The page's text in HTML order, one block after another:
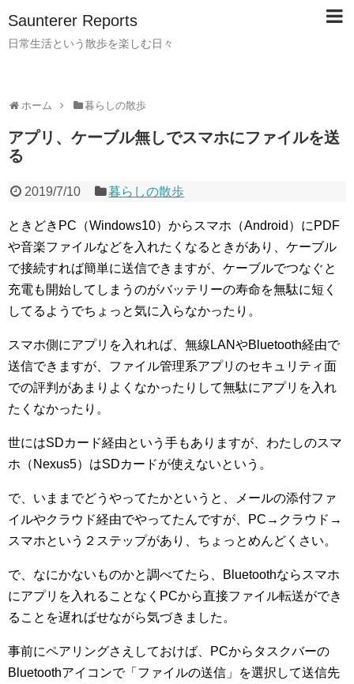
Saunterer Reports
日常生活という散歩を楽しむ日々
ホーム 暮らしの散歩
アプリ、ケーブル無しでスマホにファイルを送
る
2019/7/10 暮らしの散歩
ときどきPC（Windows10）からスマホ（Android）にPDF
や音楽ファイルなどを入れたくなるときがあり、ケーブル
で接続すれば簡単に送信できますが、ケーブルでつなぐと
充電も開始してしまうのがバッテリーの寿命を無駄に短く
してるようでちょっと気に入らなかったり。
スマホ側にアプリを入れれば、無線LANやBluetooth経由で
送信できますが、ファイル管理系アプリのセキュリティ面
での評判があまりよくなかったりして無駄にアプリを入れ
たくなかったり。
世にはSDカード経由という手もありますが、わたしのスマ
ホ（Nexus5）はSDカードが使えないという。
で、いままでどうやってたかというと、メールの添付ファ
イルやクラウド経由でやってたんですが、PC→クラウド→
スマホという２ステップがあり、ちょっとめんどくさい。
で、なにかないものかと調べてたら、Bluetoothならスマホ
にアプリを入れることなくPCから直接ファイル転送ができ
ることを遅ればせながら気づきました。
事前にペアリングさえしておけば、PCからタスクバーの
Bluetoothアイコンで「ファイルの送信」を選択して送信先